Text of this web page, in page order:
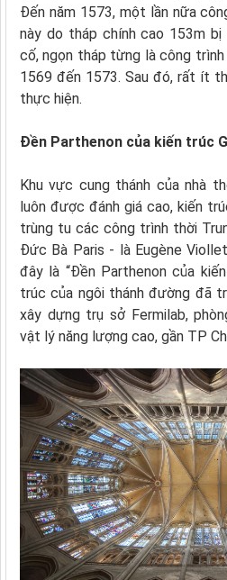
Đến năm 1573, một lần nữa
này do tháp chính cao 153m
cố, ngọn tháp từng là công
1569 đến 1573. Sau đó, rất ít
thực hiện.
Đền Parthenon của kiến trúc
Khu vực cung thánh của nhà
luôn được đánh giá cao, kiến
trùng tu các công trình thời
Đức Bà Paris - là Eugène
đây là “Đền Parthenon của
trúc của ngôi thánh đường đã
xây dựng trụ sở Fermilab,
vật lý năng lượng cao, gần TP